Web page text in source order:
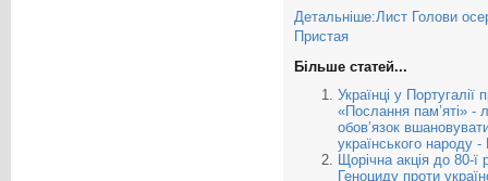
Детальніше:Лист Голови
Пристая
Більше статей...
Українці у Португалії
«Послання пам’яті» -
обов’язок
українського народу
Щорічна акція до 80-ї
Геноциду проти